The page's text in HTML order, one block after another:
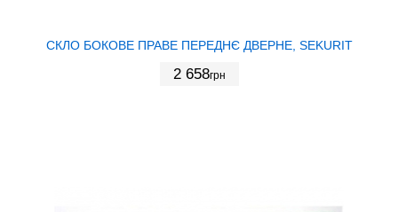
СКЛО БОКОВЕ ПРАВЕ ПЕРЕДНЄ ДВЕРНЕ, SEKURIT
2 658грн